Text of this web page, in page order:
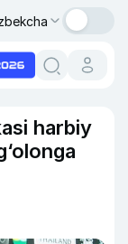
harbiy